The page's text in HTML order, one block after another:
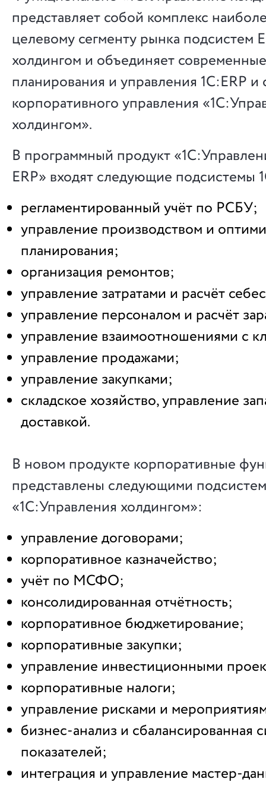
представляет собой комплекс
целевому сегменту рынка подсистем
холдингом и объединяет
планирования и управления 1С:ERP и
корпоративного управления
холдингом».
В программный продукт
ERP» входят следующие подсистемы
регламентированный учёт по РСБУ;
управление производством и
планирования;
организация ремонтов;
управление затратами и расчёт
управление персоналом и расчёт
управление взаимоотношениями с
управление продажами;
управление закупками;
складское хозяйство, управление
доставкой.
В новом продукте корпоративные
представлены следующими
«1С:Управления холдингом»:
управление договорами;
корпоративное казначейство;
учёт по МСФО;
консолидированная отчётность;
корпоративное бюджетирование;
корпоративные закупки;
управление инвестиционными
корпоративные налоги;
управление рисками и
бизнес-анализ и сбалансированная
показателей;
интеграция и управление мастер-